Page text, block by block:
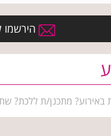
הירשמו
באירוע? מתכנן/ת ללכת?